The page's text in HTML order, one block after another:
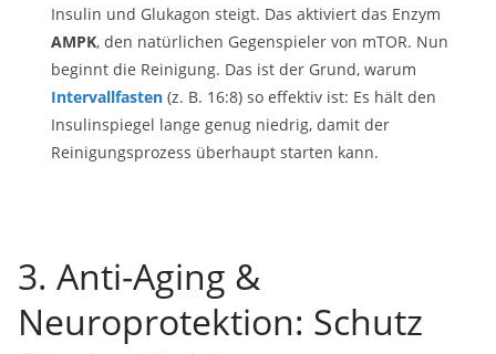
Insulin und Glukagon steigt. Das aktiviert das Enzym
AMPK, den natürlichen Gegenspieler von mTOR. Nun
beginnt die Reinigung. Das ist der Grund, warum
Intervallfasten (z. B. 16:8) so effektiv ist: Es hält den
Insulinspiegel lange genug niedrig, damit der
Reinigungsprozess überhaupt starten kann.
3. Anti-Aging &
Neuroprotektion: Schutz